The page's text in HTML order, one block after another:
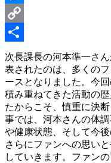
Messenger
Copy
Link
共
有
次長課長の河本準一さ
表されたのは、多くの
ースとなりました。今
積み重ねてきた活動の
たからこそ、慎重に決
事では、河本さんの体
や健康状態、そして今
さらにファンへの思い
していきます。ファン